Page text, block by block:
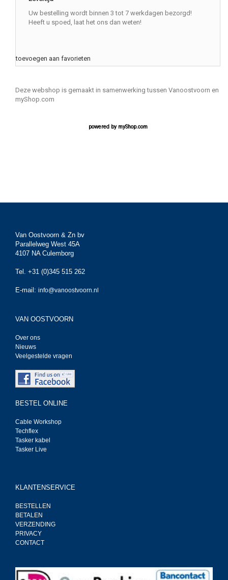
Uw bestelling wordt binnen 3 tot 7 werkdagen bezorgd!
Heeft u spoed, laat het ons dan weten!
toevoegen aan favorieten
Deze webshop is gemaakt in samenwerking tussen Vanoostvoorn en
myShop.com
powered by myShop.com
Van Oostvoorn & Zn bv
Parallelweg West 45A
4107 NA Culemborg
Tel. +31 (0)345 515 262
E-mail: info@vanoostvoorn.nl
VAN OOSTVOORN
Over ons
Nieuws
Veelgestelde vragen
BESTEL ONLINE
Cable Workshop
Techflex
Tasker kabel
Tasker Live
KLANTENSERVICE
BESTELLEN
BETALEN
VERZENDING
PRIVACY
CONTACT